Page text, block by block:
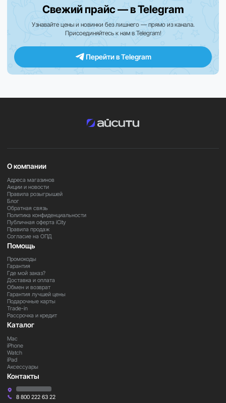
Моноблочный корпус отличается компактностью и
стильным внешним видом, идеально вписываясь в
любой интерьер — от домашнего рабочего места до
macOS обеспечивает интуитивный интерфейс,
продуктивность.
В зависимости от региона поставки некоторые функции
информации обратитесь к нашим менеджерам.
Закажите прямо сейчас
Оформите заказ на iMac M3 уже сегодня и получите
стильный и мощный компьютер для работы,
творчества и развлечений.
Свежий прайс — в Telegram
Узнавайте цены и новинки без лишнего — прямо из канала.
Присоединяйтесь к нам в Telegram!
Перейти в Telegram
О компании
Адреса магазинов
Акции и новости
Правила розыгрышей
Блог
Обратная связь
Политика конфиденциальности
Публичная оферта iCity
Правила продаж
Согласие на ОПД
Помощь
Промокоды
Гарантия
Где мой заказ?
Доставка и оплата
Обмен и возврат
Гарантия лучшей цены
Подарочные карты
Trade-in
Рассрочка и кредит
Каталог
Mac
iPhone
Watch
iPad
Аксессуары
Контакты
8 800 222 63 22